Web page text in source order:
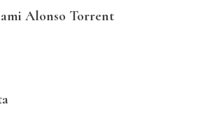
Alonso Torrent